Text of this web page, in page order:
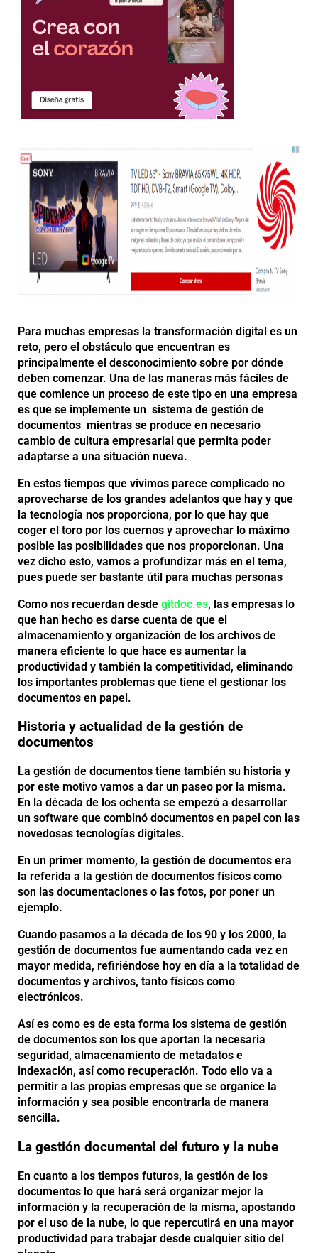
Para muchas empresas la transformación digital es un
reto, pero el obstáculo que encuentran es
principalmente el desconocimiento sobre por dónde
deben comenzar. Una de las maneras más fáciles de
que comience un proceso de este tipo en una empresa
es que se implemente un sistema de gestión de
documentos mientras se produce en necesario
cambio de cultura empresarial que permita poder
adaptarse a una situación nueva.
En estos tiempos que vivimos parece complicado no
aprovecharse de los grandes adelantos que hay y que
la tecnología nos proporciona, por lo que hay que
coger el toro por los cuernos y aprovechar lo máximo
posible las posibilidades que nos proporcionan. Una
vez dicho esto, vamos a profundizar más en el tema,
pues puede ser bastante útil para muchas personas
Como nos recuerdan desdegitdoc.es, las empresas lo
que han hecho es darse cuenta de que el
almacenamiento y organización de los archivos de
manera eficiente lo que hace es aumentar la
productividad y también la competitividad, eliminando
los importantes problemas que tiene el gestionar los
documentos en papel.
Historia y actualidad de la gestión de
documentos
La gestión de documentos tiene también su historia y
por este motivo vamos a dar un paseo por la misma.
En la década de los ochenta se empezó a desarrollar
un software que combinó documentos en papel con las
novedosas tecnologías digitales.
En un primer momento, la gestión de documentos era
la referida a la gestión de documentos físicos como
son las documentaciones o las fotos, por poner un
ejemplo.
Cuando pasamos a la década de los 90 y los 2000, la
gestión de documentos fue aumentando cada vez en
mayor medida, refiriéndose hoy en día a la totalidad de
documentos y archivos, tanto físicos como
electrónicos.
Así es como es de esta forma los sistema de gestión
de documentos son los que aportan la necesaria
seguridad, almacenamiento de metadatos e
indexación, así como recuperación. Todo ello va a
permitir a las propias empresas que se organice la
información y sea posible encontrarla de manera
sencilla.
La gestión documental del futuro y la nube
En cuanto a los tiempos futuros, la gestión de los
documentos lo que hará será organizar mejor la
información y la recuperación de la misma, apostando
por el uso de la nube, lo que repercutirá en una mayor
productividad para trabajar desde cualquier sitio del